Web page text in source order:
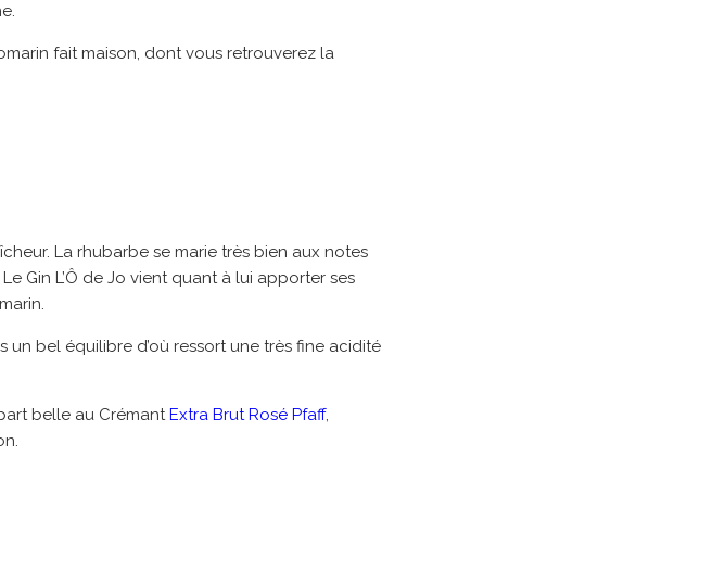
fait maison, dont vous retrouverez la
La rhubarbe se marie très bien aux notes
Gin L’Ô de Jo vient quant à lui apporter ses
bel équilibre d’où ressort une très fine acidité
belle au CrémantExtra Brut Rosé Pfaff,